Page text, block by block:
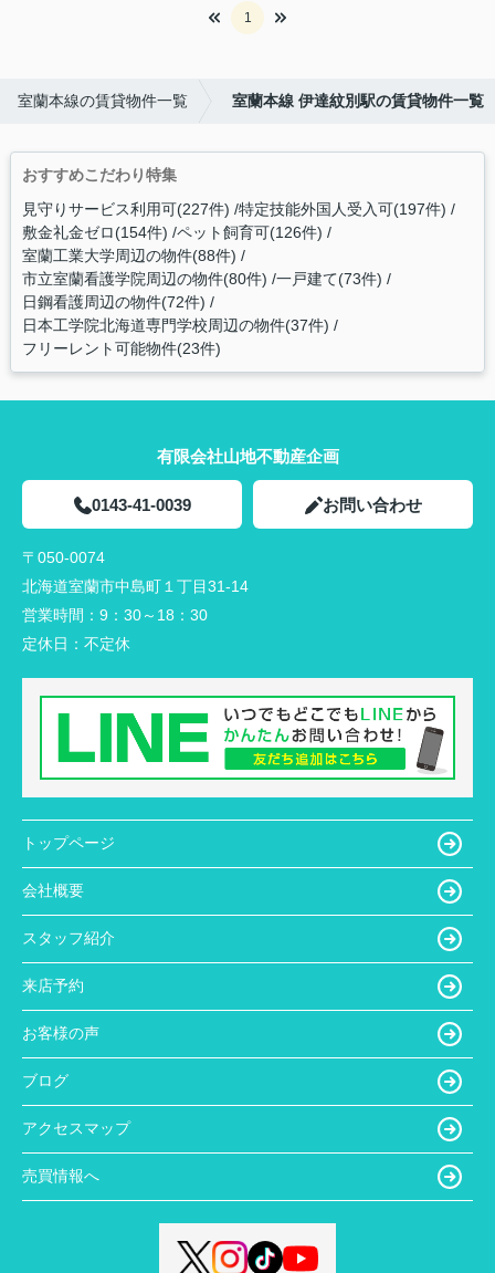
1
室蘭本線の賃貸物件一覧 室蘭本線 伊達紋別駅の賃貸物件一覧
おすすめこだわり特集
見守りサービス利用可(227件) 特定技能外国人受入可(197件)
敷金礼金ゼロ(154件) ペット飼育可(126件)
室蘭工業大学周辺の物件(88件)
市立室蘭看護学院周辺の物件(80件) 一戸建て(73件)
日鋼看護周辺の物件(72件)
日本工学院北海道専門学校周辺の物件(37件)
フリーレント可能物件(23件)
有限会社山地不動産企画
0143-41-0039 お問い合わせ
〒050-0074
北海道室蘭市中島町１丁目31-14
営業時間： 9：30～18：30
定休日： 不定休
トップページ
会社概要
スタッフ紹介
来店予約
お客様の声
ブログ
アクセスマップ
売買情報へ